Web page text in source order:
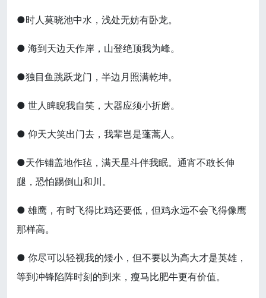
●时人莫晓池中水，浅处无妨有卧龙。
● 海到天边天作岸，山登绝顶我为峰。
●独目鱼跳跃龙门，半边月照满乾坤。
● 世人睥睨我自笑，大器应须小折磨。
● 仰天大笑出门去，我辈岂是蓬蒿人。
●天作铺盖地作毡，满天星斗伴我眠。通宵不敢长伸
腿，恐怕踢倒山和川。
● 雄鹰，有时飞得比鸡还要低，但鸡永远不会飞得像鹰
那样高。
● 你尽可以轻视我的矮小，但不要以为高大才是英雄，
等到冲锋陷阵时刻的到来，瘦马比肥牛更有价值。